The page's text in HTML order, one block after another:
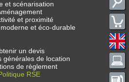
et scénarisation
et proximité
et éco-durable
un devis
générales de location
de règlement
RSE